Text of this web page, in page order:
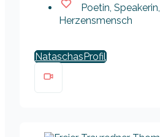
Poetin, Speakerin,
Herzensmensch
Nataschas